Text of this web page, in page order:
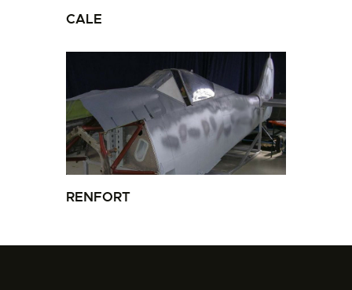
CALE
RENFORT